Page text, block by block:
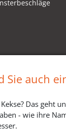
im
Sie auch
Das geht
- wie ihre